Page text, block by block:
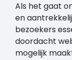
Als het gaat
en
bezoekers
doordacht
mogelijk